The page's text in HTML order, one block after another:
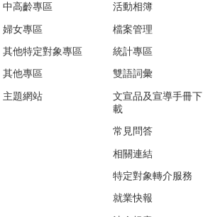
中高齡專區
婦女專區
其他特定對象專區
其他專區
主題網站
活動相簿
檔案管理
統計專區
雙語詞彙
文宣品及宣導手冊下
載
常見問答
相關連結
特定對象轉介服務
就業快報